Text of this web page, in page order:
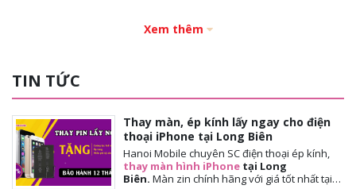
Xem thêm
TIN TỨC
Thay màn, ép kính lấy ngay cho điện
thoại iPhone tại Long Biên
Hanoi Mobile chuyên SC điện thoại ép kính,
thay màn hình iPhone tại Long
Biên. Màn zin chính hãng với giá tốt nhất tại